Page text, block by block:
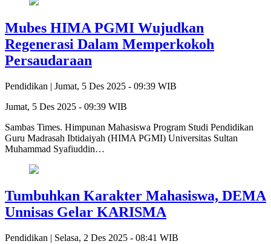
Mubes HIMA PGMI Wujudkan
Regenerasi Dalam Memperkokoh
Persaudaraan
Pendidikan | Jumat, 5 Des 2025 - 09:39 WIB
Jumat, 5 Des 2025 - 09:39 WIB
Sambas Times. Himpunan Mahasiswa Program Studi Pendidikan
Guru Madrasah Ibtidaiyah (HIMA PGMI) Universitas Sultan
Muhammad Syafiuddin…
Tumbuhkan Karakter Mahasiswa, DEMA
Unnisas Gelar KARISMA
Pendidikan | Selasa, 2 Des 2025 - 08:41 WIB